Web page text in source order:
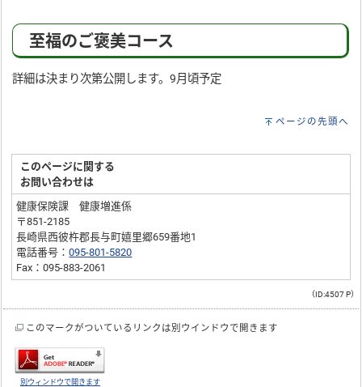
至福のご褒美コース
詳細は決まり次第公開します。9月頃予定
ページの先頭へ
このページに関する
お問い合わせは
健康保険課 健康増進係
〒851-2185
長崎県西彼杵郡長与町嬉里郷659番地1
電話番号：095-801-5820
Fax：095-883-2061
（ID:4507 P）
このマークがついているリンクは別ウインドウで開きます
別ウィンドウで開きます